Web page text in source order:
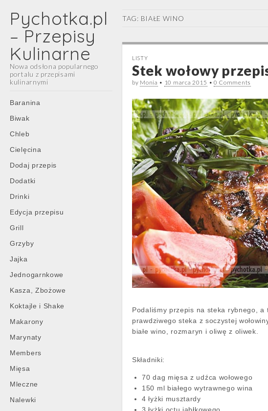
Pychotka.pl
– Przepisy
Kulinarne
Nowa odsłona popularnego
portalu z przepisami
kulinarnymi
Main
menu
Skip
content
Baranina
Biwak
Chleb
Cielęcina
Dodaj przepis
Dodatki
Drinki
Edycja przepisu
Grill
Grzyby
Jajka
Jednogarnkowe
Kasza, Zbożowe
Koktajle i Shake
Makarony
Marynaty
Members
Mięsa
Mleczne
Nalewki
TAG: BIAŁE WINO
LISTY
Stek wołowy
by Monia • 10 marca 2015 • 0 Comments
Podaliśmy przepis na steka rybnego, a
prawdziwego steka z soczystej
białe wino, rozmaryn i oliwę z oliwek.
Składniki:
70 dag mięsa z udźca wołowego
150 ml białego wytrawnego wina
4 łyżki musztardy